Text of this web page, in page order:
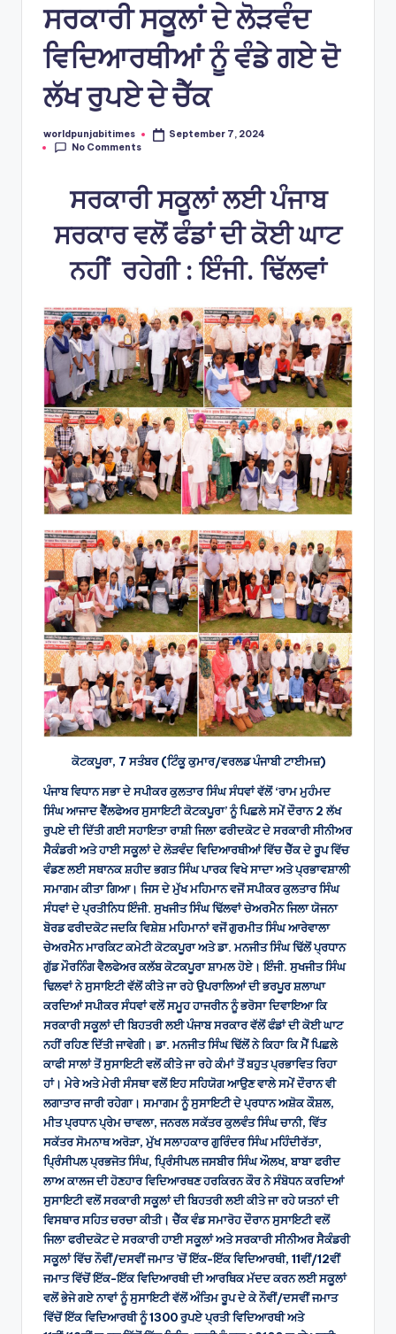
ਸਰਕਾਰੀ ਸਕੂਲਾਂ ਦੇ ਲੋੜਵੰਦ
ਵਿਦਿਆਰਥੀਆਂ ਨੂੰ ਵੰਡੇ ਗਏ ਦੋ
ਲੱਖ ਰੁਪਏ ਦੇ ਚੈੱਕ
Posted
by
worldpunjabitimes
September 7, 2024
No Comments
ਸਰਕਾਰੀ ਸਕੂਲਾਂ ਲਈ ਪੰਜਾਬ
ਸਰਕਾਰ ਵਲੋਂ ਫੰਡਾਂ ਦੀ ਕੋਈ ਘਾਟ
ਨਹੀਂ ਰਹੇਗੀ : ਇੰਜੀ. ਢਿੱਲਵਾਂ
ਕੋਟਕਪੂਰਾ, 7 ਸਤੰਬਰ (ਟਿੰਕੂ ਕੁਮਾਰ/ਵਰਲਡ ਪੰਜਾਬੀ ਟਾਈਮਜ਼)
ਪੰਜਾਬ ਵਿਧਾਨ ਸਭਾ ਦੇ ਸਪੀਕਰ ਕੁਲਤਾਰ ਸਿੰਘ ਸੰਧਵਾਂ ਵੱਲੋਂ ‘ਰਾਮ ਮੁਹੰਮਦ
ਸਿੰਘ ਆਜਾਦ ਵੈੱਲਫੇਅਰ ਸੁਸਾਇਟੀ ਕੋਟਕਪੂਰਾ’ ਨੂੰ ਪਿਛਲੇ ਸਮੇਂ ਦੌਰਾਨ 2 ਲੱਖ
ਰੁਪਏ ਦੀ ਦਿੱਤੀ ਗਈ ਸਹਾਇਤਾ ਰਾਸ਼ੀ ਜਿਲਾ ਫਰੀਦਕੋਟ ਦੇ ਸਰਕਾਰੀ ਸੀਨੀਅਰ
ਸੈਕੰਡਰੀ ਅਤੇ ਹਾਈ ਸਕੂਲਾਂ ਦੇ ਲੋੜਵੰਦ ਵਿਦਿਆਰਥੀਆਂ ਵਿੱਚ ਚੈੱਕ ਦੇ ਰੂਪ ਵਿੱਚ
ਵੰਡਣ ਲਈ ਸਥਾਨਕ ਸ਼ਹੀਦ ਭਗਤ ਸਿੰਘ ਪਾਰਕ ਵਿਖੇ ਸਾਦਾ ਅਤੇ ਪ੍ਰਭਾਵਸ਼ਾਲੀ
ਸਮਾਗਮ ਕੀਤਾ ਗਿਆ। ਜਿਸ ਦੇ ਮੁੱਖ ਮਹਿਮਾਨ ਵਜੋਂ ਸਪੀਕਰ ਕੁਲਤਾਰ ਸਿੰਘ
ਸੰਧਵਾਂ ਦੇ ਪ੍ਰਤੀਨਿਧ ਇੰਜੀ. ਸੁਖਜੀਤ ਸਿੰਘ ਢਿੱਲਵਾਂ ਚੇਅਰਮੈਨ ਜਿਲਾ ਯੋਜਨਾ
ਬੋਰਡ ਫਰੀਦਕੋਟ ਜਦਕਿ ਵਿਸ਼ੇਸ਼ ਮਹਿਮਾਨਾਂ ਵਜੋਂ ਗੁਰਮੀਤ ਸਿੰਘ ਆਰੇਵਾਲਾ
ਚੇਅਰਮੈਨ ਮਾਰਕਿਟ ਕਮੇਟੀ ਕੋਟਕਪੂਰਾ ਅਤੇ ਡਾ. ਮਨਜੀਤ ਸਿੰਘ ਢਿੱਲੋਂ ਪ੍ਰਧਾਨ
ਗੁੱਡ ਮੌਰਨਿੰਗ ਵੈਲਫੇਅਰ ਕਲੱਬ ਕੋਟਕਪੂਰਾ ਸ਼ਾਮਲ ਹੋਏ। ਇੰਜੀ. ਸੁਖਜੀਤ ਸਿੰਘ
ਢਿਲਵਾਂ ਨੇ ਸੁਸਾਇਟੀ ਵੱਲੋਂ ਕੀਤੇ ਜਾ ਰਹੇ ਉਪਰਾਲਿਆਂ ਦੀ ਭਰਪੂਰ ਸ਼ਲਾਘਾ
ਕਰਦਿਆਂ ਸਪੀਕਰ ਸੰਧਵਾਂ ਵਲੋਂ ਸਮੂਹ ਹਾਜਰੀਨ ਨੂੰ ਭਰੋਸਾ ਦਿਵਾਇਆ ਕਿ
ਸਰਕਾਰੀ ਸਕੂਲਾਂ ਦੀ ਬਿਹਤਰੀ ਲਈ ਪੰਜਾਬ ਸਰਕਾਰ ਵੱਲੋਂ ਫੰਡਾਂ ਦੀ ਕੋਈ ਘਾਟ
ਨਹੀਂ ਰਹਿਣ ਦਿੱਤੀ ਜਾਵੇਗੀ। ਡਾ. ਮਨਜੀਤ ਸਿੰਘ ਢਿੱਲੋਂ ਨੇ ਕਿਹਾ ਕਿ ਮੈਂ ਪਿਛਲੇ
ਕਾਫੀ ਸਾਲਾਂ ਤੋਂ ਸੁਸਾਇਟੀ ਵਲੋਂ ਕੀਤੇ ਜਾ ਰਹੇ ਕੰਮਾਂ ਤੋਂ ਬਹੁਤ ਪ੍ਰਭਾਵਿਤ ਰਿਹਾ
ਹਾਂ। ਮੇਰੇ ਅਤੇ ਮੇਰੀ ਸੰਸਥਾ ਵਲੋਂ ਇਹ ਸਹਿਯੋਗ ਆਉਣ ਵਾਲੇ ਸਮੇਂ ਦੌਰਾਨ ਵੀ
ਲਗਾਤਾਰ ਜਾਰੀ ਰਹੇਗਾ। ਸਮਾਗਮ ਨੂੰ ਸੁਸਾਇਟੀ ਦੇ ਪ੍ਰਧਾਨ ਅਸ਼ੋਕ ਕੌਸ਼ਲ,
ਮੀਤ ਪ੍ਰਧਾਨ ਪ੍ਰੇਮ ਚਾਵਲਾ, ਜਨਰਲ ਸਕੱਤਰ ਕੁਲਵੰਤ ਸਿੰਘ ਚਾਨੀ, ਵਿੱਤ
ਸਕੱਤਰ ਸੋਮਨਾਥ ਅਰੋੜਾ, ਮੁੱਖ ਸਲਾਹਕਾਰ ਗੁਰਿੰਦਰ ਸਿੰਘ ਮਹਿੰਦੀਰੱਤਾ,
ਪਿ੍ਰੰਸੀਪਲ ਪ੍ਰਭਜੋਤ ਸਿੰਘ, ਪਿ੍ਰੰਸੀਪਲ ਜਸਬੀਰ ਸਿੰਘ ਔਲਖ, ਬਾਬਾ ਫਰੀਦ
ਲਾਅ ਕਾਲਜ ਦੀ ਹੋਣਹਾਰ ਵਿਦਿਆਰਥਣ ਹਰਕਿਰਨ ਕੌਰ ਨੇ ਸੰਬੋਧਨ ਕਰਦਿਆਂ
ਸੁਸਾਇਟੀ ਵਲੋਂ ਸਰਕਾਰੀ ਸਕੂਲਾਂ ਦੀ ਬਿਹਤਰੀ ਲਈ ਕੀਤੇ ਜਾ ਰਹੇ ਯਤਨਾਂ ਦੀ
ਵਿਸਥਾਰ ਸਹਿਤ ਚਰਚਾ ਕੀਤੀ। ਚੈੱਕ ਵੰਡ ਸਮਾਰੋਹ ਦੌਰਾਨ ਸੁਸਾਇਟੀ ਵਲੋਂ
ਜਿਲਾ ਫਰੀਦਕੋਟ ਦੇ ਸਰਕਾਰੀ ਹਾਈ ਸਕੂਲਾਂ ਅਤੇ ਸਰਕਾਰੀ ਸੀਨੀਅਰ ਸੈਕੰਡਰੀ
ਸਕੂਲਾਂ ਵਿੱਚ ਨੌਵੀਂ/ਦਸਵੀਂ ਜਮਾਤ ’ਚੋਂ ਇੱਕ-ਇੱਕ ਵਿਦਿਆਰਥੀ, 11ਵੀਂ/12ਵੀਂ
ਜਮਾਤ ਵਿੱਚੋਂ ਇੱਕ-ਇੱਕ ਵਿਦਿਆਰਥੀ ਦੀ ਆਰਥਿਕ ਮੱਦਦ ਕਰਨ ਲਈ ਸਕੂਲਾਂ
ਵਲੋਂ ਭੇਜੇ ਗਏ ਨਾਵਾਂ ਨੂੰ ਸੁਸਾਇਟੀ ਵੱਲੋਂ ਅੰਤਿਮ ਰੂਪ ਦੇ ਕੇ ਨੌਵੀਂ/ਦਸਵੀਂ ਜਮਾਤ
ਵਿੱਚੋਂ ਇੱਕ ਵਿਦਿਆਰਥੀ ਨੂੰ 1300 ਰੁਪਏ ਪ੍ਰਤੀ ਵਿਦਿਆਰਥੀ ਅਤੇ